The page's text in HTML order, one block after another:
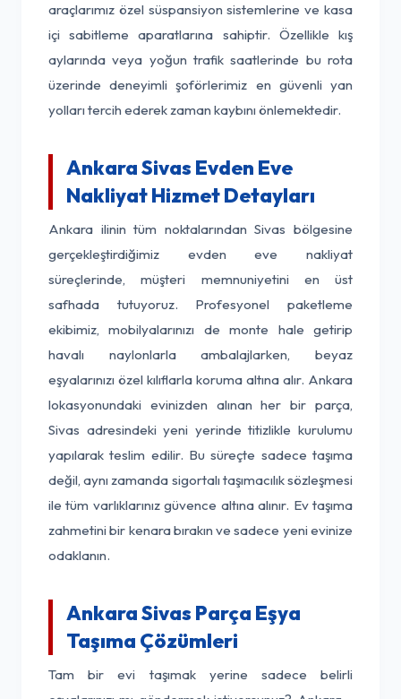
araçlarımız özel süspansiyon sistemlerine ve kasa
içi sabitleme aparatlarına sahiptir. Özellikle kış
aylarında veya yoğun trafik saatlerinde bu rota
üzerinde deneyimli şoförlerimiz en güvenli yan
yolları tercih ederek zaman kaybını önlemektedir.
Ankara Sivas Evden Eve
Nakliyat Hizmet Detayları
Ankara ilinin tüm noktalarından Sivas bölgesine
gerçekleştirdiğimiz evden eve nakliyat
süreçlerinde, müşteri memnuniyetini en üst
safhada tutuyoruz. Profesyonel paketleme
ekibimiz, mobilyalarınızı de monte hale getirip
havalı naylonlarla ambalajlarken, beyaz
eşyalarınızı özel kılıflarla koruma altına alır. Ankara
lokasyonundaki evinizden alınan her bir parça,
Sivas adresindeki yeni yerinde titizlikle kurulumu
yapılarak teslim edilir. Bu süreçte sadece taşıma
değil, aynı zamanda sigortalı taşımacılık sözleşmesi
ile tüm varlıklarınız güvence altına alınır. Ev taşıma
zahmetini bir kenara bırakın ve sadece yeni evinize
odaklanın.
Ankara Sivas Parça Eşya
Taşıma Çözümleri
Tam bir evi taşımak yerine sadece belirli